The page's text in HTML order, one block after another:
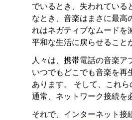
でいるとき、失われている
なとき、音楽はまさに最高
れはネガティブなムードを
平和な生活に戻らせること
人々は、携帯電話の音楽ア
いつでもどこでも音楽を再
あります。 そして、これ
通常、ネットワーク接続を
それで、インターネット接